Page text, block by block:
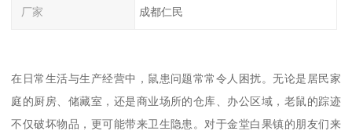
厂家 成都仁民
在日常生活与生产经营中，鼠患问题常常令人困扰。无论是居民家
庭的厨房、储藏室，还是商业场所的仓库、办公区域，老鼠的踪迹
不仅破坏物品，更可能带来卫生隐患。对于金堂白果镇的朋友们来